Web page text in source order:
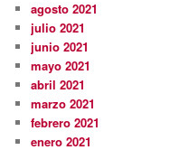
agosto 2021
julio 2021
junio 2021
mayo 2021
abril 2021
marzo 2021
febrero 2021
enero 2021